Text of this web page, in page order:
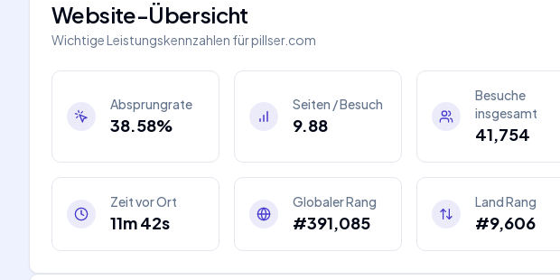
Website-Übersicht
Wichtige Leistungskennzahlen fürpillser.com
Absprungrate
38.58%
Seiten / Besuch
9.88
Besuche
insgesamt
41,754
Zeit vor Ort
11m 42s
Globaler Rang
#391,085
Land Rang
#9,606